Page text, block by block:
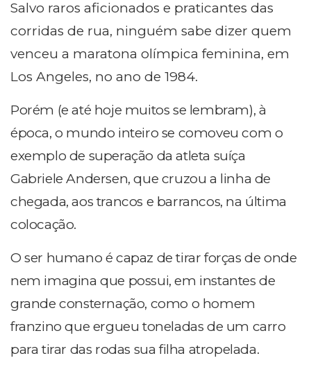
Salvo raros aficionados e praticantes das
corridas de rua, ninguém sabe dizer quem
venceu a maratona olímpica feminina, em
Los Angeles, no ano de 1984.
Porém (e até hoje muitos se lembram), à
época, o mundo inteiro se comoveu com o
exemplo de superação da atleta suíça
Gabriele Andersen, que cruzou a linha de
chegada, aos trancos e barrancos, na última
colocação.
O ser humano é capaz de tirar forças de onde
nem imagina que possui, em instantes de
grande consternação, como o homem
franzino que ergueu toneladas de um carro
para tirar das rodas sua filha atropelada.